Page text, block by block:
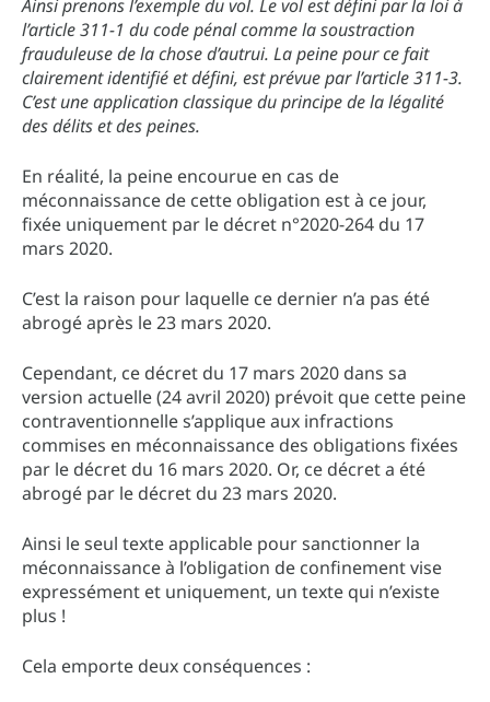
Ainsi prenons l’exemple du vol. Le vol est défini par la loi à
l’article 311-1 du code pénal comme la soustraction
frauduleuse de la chose d’autrui. La peine pour ce fait
clairement identifié et défini, est prévue par l’article 311-3.
C’est une application classique du principe de la légalité
des délits et des peines.
En réalité, la peine encourue en cas de
méconnaissance de cette obligation est à ce jour,
fixée uniquement par le décret n°2020-264 du 17
mars 2020.
C’est la raison pour laquelle ce dernier n’a pas été
abrogé après le 23 mars 2020.
Cependant, ce décret du 17 mars 2020 dans sa
version actuelle (24 avril 2020) prévoit que cette peine
contraventionnelle s’applique aux infractions
commises en méconnaissance des obligations fixées
par le décret du 16 mars 2020. Or, ce décret a été
abrogé par le décret du 23 mars 2020.
Ainsi le seul texte applicable pour sanctionner la
méconnaissance à l’obligation de confinement vise
expressément et uniquement, un texte qui n’existe
plus !
Cela emporte deux conséquences :